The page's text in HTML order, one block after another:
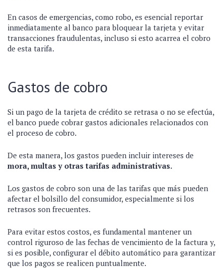
En casos de emergencias, como robo, es esencial reportar
inmediatamente al banco para bloquear la tarjeta y evitar
transacciones fraudulentas, incluso si esto acarrea el cobro
de esta tarifa.
Gastos de cobro
Si un pago de la tarjeta de crédito se retrasa o no se efectúa,
el banco puede cobrar gastos adicionales relacionados con
el proceso de cobro.
De esta manera, los gastos pueden incluir intereses de
mora, multas y otras tarifas administrativas.
Los gastos de cobro son una de las tarifas que más pueden
afectar el bolsillo del consumidor, especialmente si los
retrasos son frecuentes.
Para evitar estos costos, es fundamental mantener un
control riguroso de las fechas de vencimiento de la factura y,
si es posible, configurar el débito automático para garantizar
que los pagos se realicen puntualmente.